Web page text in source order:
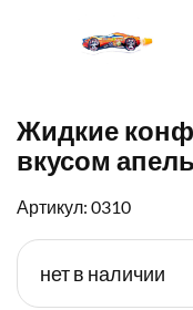
Жидкие
вкусом
Артикул: 0310
нет в наличии